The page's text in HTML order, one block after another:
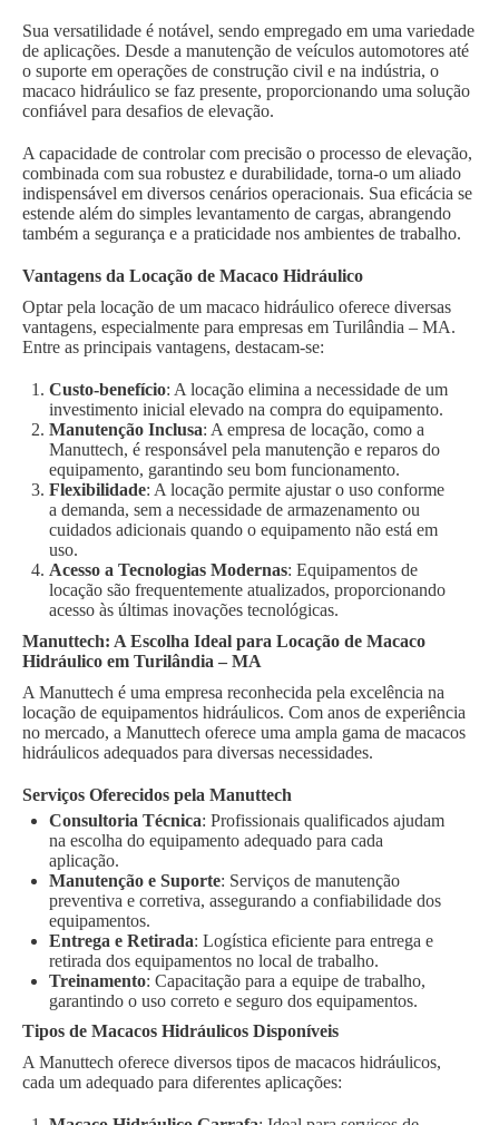
Sua versatilidade é notável, sendo empregado em uma variedade
de aplicações. Desde a manutenção de veículos automotores até
o suporte em operações de construção civil e na indústria, o
macaco hidráulico se faz presente, proporcionando uma solução
confiável para desafios de elevação.
A capacidade de controlar com precisão o processo de elevação,
combinada com sua robustez e durabilidade, torna-o um aliado
indispensável em diversos cenários operacionais. Sua eficácia se
estende além do simples levantamento de cargas, abrangendo
também a segurança e a praticidade nos ambientes de trabalho.
Vantagens da Locação de Macaco Hidráulico
Optar pela locação de um macaco hidráulico oferece diversas
vantagens, especialmente para empresas em Turilândia – MA.
Entre as principais vantagens, destacam-se:
Custo-benefício: A locação elimina a necessidade de um
investimento inicial elevado na compra do equipamento.
Manutenção Inclusa: A empresa de locação, como a
Manuttech, é responsável pela manutenção e reparos do
equipamento, garantindo seu bom funcionamento.
Flexibilidade: A locação permite ajustar o uso conforme
a demanda, sem a necessidade de armazenamento ou
cuidados adicionais quando o equipamento não está em
uso.
Acesso a Tecnologias Modernas: Equipamentos de
locação são frequentemente atualizados, proporcionando
acesso às últimas inovações tecnológicas.
Manuttech: A Escolha Ideal para Locação de Macaco
Hidráulico em Turilândia – MA
A Manuttech é uma empresa reconhecida pela excelência na
locação de equipamentos hidráulicos. Com anos de experiência
no mercado, a Manuttech oferece uma ampla gama de macacos
hidráulicos adequados para diversas necessidades.
Serviços Oferecidos pela Manuttech
Consultoria Técnica: Profissionais qualificados ajudam
na escolha do equipamento adequado para cada
aplicação.
Manutenção e Suporte: Serviços de manutenção
preventiva e corretiva, assegurando a confiabilidade dos
equipamentos.
Entrega e Retirada: Logística eficiente para entrega e
retirada dos equipamentos no local de trabalho.
Treinamento: Capacitação para a equipe de trabalho,
garantindo o uso correto e seguro dos equipamentos.
Tipos de Macacos Hidráulicos Disponíveis
A Manuttech oferece diversos tipos de macacos hidráulicos,
cada um adequado para diferentes aplicações: